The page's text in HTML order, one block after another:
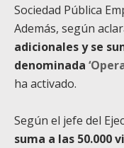
Sociedad Pública
Además, según
adicionales y se
denominada
ha activado.
Según el jefe del
suma a las 50.000